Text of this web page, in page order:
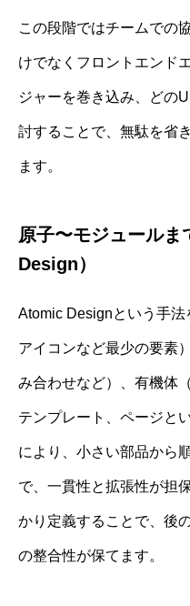
この段階ではチームでの
けでなくフロントエンド
ジャーを巻き込み、どの
討することで、無駄を省
ます。
原子〜モジュール
Design）
Atomic Designという手
アイコンなど最少の要素
み合わせなど）、有機体
テンプレート、ページと
により、小さい部品から
で、一貫性と拡張性が担
かり定義することで、後
の整合性が保てます。